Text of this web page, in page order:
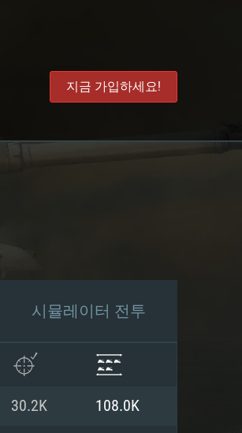
지금 가입하세요!
시뮬레이터 전투
30.2K 108.0K